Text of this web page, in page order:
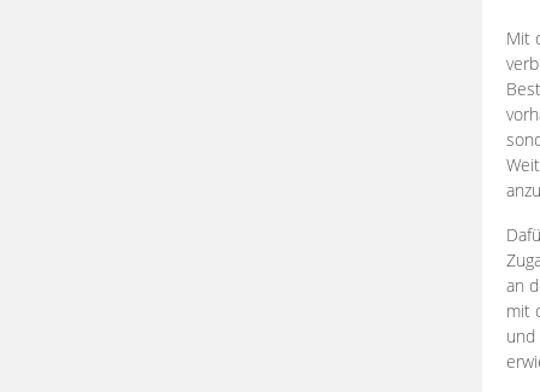
Mit
an
mit
und